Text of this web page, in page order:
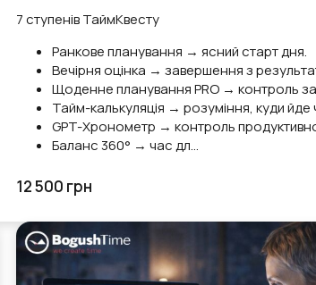
7 ступенів ТаймКвесту
Ранкове планування → ясний старт дня.
Вечірня оцінка → завершення з
Щоденне планування PRO → контроль
Тайм-калькуляція → розуміння, куди йде
GPT-Хронометр → контроль
Баланс 360° → час дл…
12 500 грн